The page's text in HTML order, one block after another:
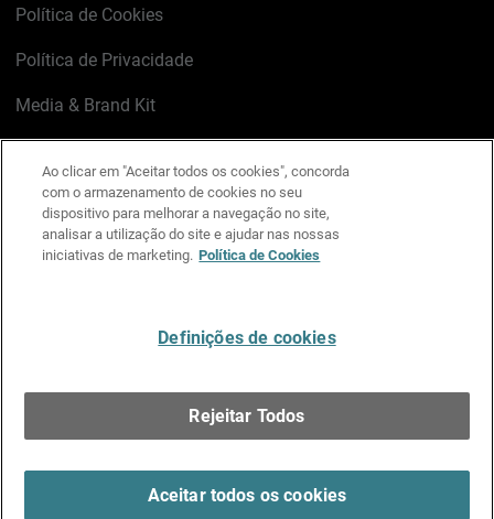
Política de Cookies
Política de Privacidade
Media & Brand Kit
LinkedIn
X FacebookInstagram
YouTube
Ao clicar em "Aceitar todos os cookies", concorda
com o armazenamento de cookies no seu
dispositivo para melhorar a navegação no site,
analisar a utilização do site e ajudar nas nossas
iniciativas de marketing. Política de Cookies
Definições de cookies
Rejeitar Todos
Aceitar todos os cookies